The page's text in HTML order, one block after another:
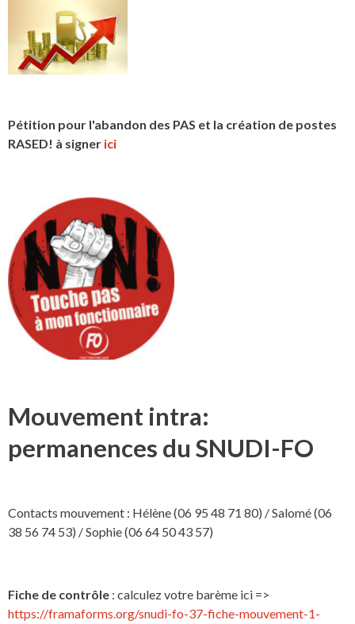
Pétition pour l'abandon des PAS et la création de postes
RASED! à signer ici
Mouvement intra:
permanences du SNUDI-FO
Contacts mouvement : Hélène (06 95 48 71 80) / Salomé (06
38 56 74 53) / Sophie (06 64 50 43 57)
Fiche de contrôle : calculez votre barème ici =>
https://framaforms.org/snudi-fo-37-fiche-mouvement-1-